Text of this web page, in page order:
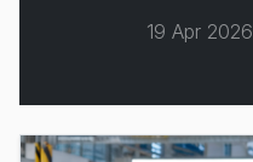
19 Apr 2026